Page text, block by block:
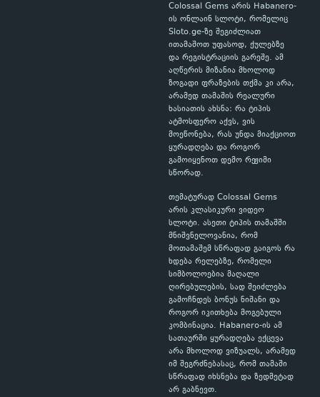
Colossal Gems არის Habanero-
ის ონლაინ სლოტი, რომელიც
Sloto.ge-ზე შეგიძლიათ
ითამაშოთ უფასოდ, ქულებზე
და რეგისტრაციის გარეშე. ამ
აღწერის მიზანია მხოლოდ
ზოგადი ფრაზების თქმა კი არა,
არამედ თამაშის რეალური
ხასიათის ახსნა: რა ტიპის
ატმოსფერო აქვს, ვის
მოეწონება, რას უნდა მიაქციოთ
ყურადღება და როგორ
გამოიყენოთ დემო რეჟიმი
სწორად.
თემატურად Colossal Gems
არის კლასიკური ვიდეო
სლოტი. ასეთი ტიპის თამაშში
მნიშვნელოვანია, რომ
მოთამაშემ სწრაფად გაიგოს რა
ხდება რელებზე, რომელი
სიმბოლოებია მაღალი
ღირებულების, სად შეიძლება
გამოჩნდეს ბონუს ნიშანი და
როგორ იკითხება მოგებული
კომბინაცია. Habanero-ის ამ
სათაურში ყურადღება ექცევა
არა მხოლოდ ვიზუალს, არამედ
იმ შეგრძნებასაც, რომ თამაში
სწრაფად იხსნება და ზედმეტად
არ გაბნევთ.